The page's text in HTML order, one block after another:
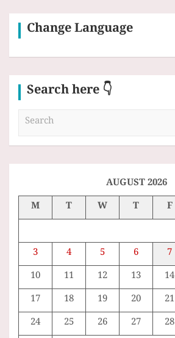
Change Language
Search here 👇
a
AUGUST 2026
M
T W T F
3
4 5 6 7
10
11 12 13 14
17
18 19 20 21
24
25 26 27 28